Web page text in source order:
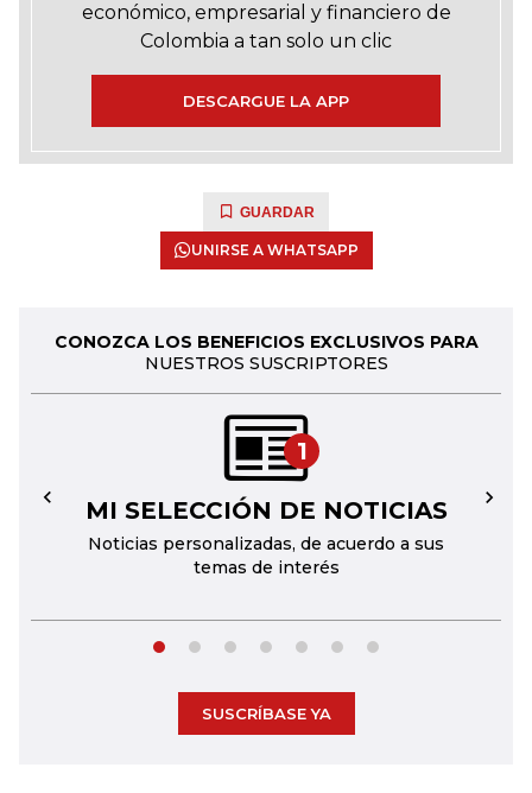
económico, empresarial y financiero de
Colombia a tan solo un clic
DESCARGUE LA APP
GUARDAR
UNIRSE A WHATSAPP
CONOZCA LOS BENEFICIOS EXCLUSIVOS PARA
NUESTROS SUSCRIPTORES
1
MI SELECCIÓN DE NOTICIAS
Noticias personalizadas, de acuerdo a sus
temas de interés
← →
SUSCRÍBASE YA